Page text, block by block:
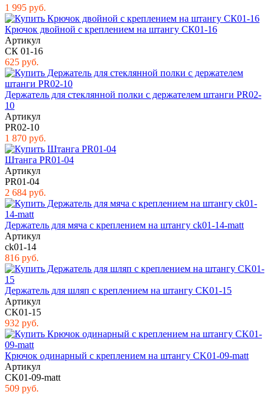
1 995 руб.
Крючок двойной с креплением на штангу СК01-16
Артикул
СК 01-16
625 руб.
Держатель для стеклянной полки с держателем штанги PR02-
10
Артикул
PR02-10
1 870 руб.
Штанга PR01-04
Артикул
PR01-04
2 684 руб.
Держатель для мяча с креплением на штангу ck01-14-matt
Артикул
ck01-14
816 руб.
Держатель для шляп с креплением на штангу CK01-15
Артикул
CK01-15
932 руб.
Крючок одинарный с креплением на штангу CK01-09-matt
Артикул
CK01-09-matt
509 руб.